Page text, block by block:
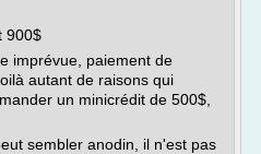
900$
imprévue, paiement de
autant de raisons qui
un minicrédit de 500$,
sembler anodin, il n'est pas